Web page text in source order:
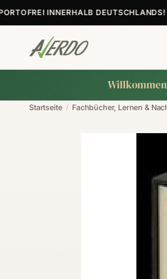
INNERHALB DEUTSCHLANDS!
Willkommen
Startseite / Fachbücher, Lernen &